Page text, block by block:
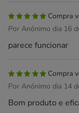
Compra
Por Anónimo dia 16
parece funcionar
Compra
Por Anónimo dia 14
Bom produto e